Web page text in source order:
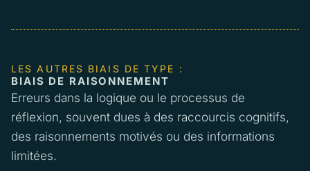
LES AUTRES BIAIS DE TYPE :
BIAIS DE RAISONNEMENT
Erreurs dans la logique ou le processus de
réflexion, souvent dues à des raccourcis cognitifs,
des raisonnements motivés ou des informations
limitées.